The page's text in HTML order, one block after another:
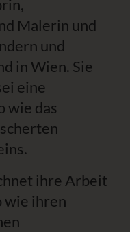
Malerin und
und
in Wien. Sie
eine
wie das
ihre Arbeit
wie ihren